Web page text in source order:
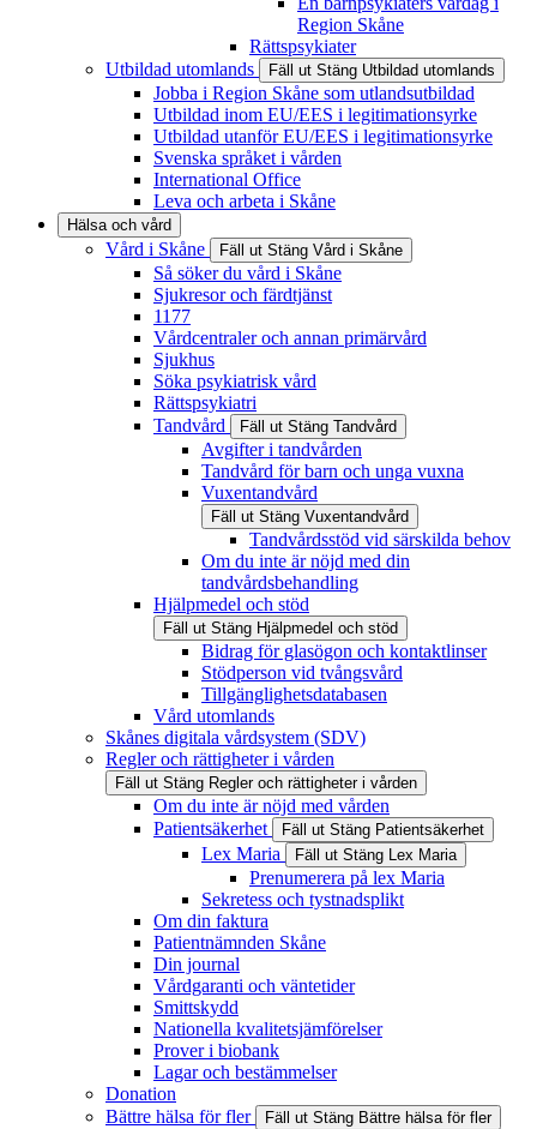
Region Skåne
Rättspsykiater
Utbildad utomlands
Fäll ut Stäng Utbildad utomlands
Jobba i Region Skåne som utlandsutbildad
Utbildad inom EU/EES i legitimationsyrke
Utbildad utanför EU/EES i legitimationsyrke
Svenska språket i vården
International Office
Leva och arbeta i Skåne
Hälsa och vård
Vård i Skåne Fäll ut Stäng Vård i Skåne
Så söker du vård i Skåne
Sjukresor och färdtjänst
1177
Vårdcentraler och annan primärvård
Sjukhus
Söka psykiatrisk vård
Rättspsykiatri
Tandvård
Fäll ut Stäng Tandvård
Avgifter i tandvården
Tandvård för barn och unga vuxna
Vuxentandvård
Fäll ut Stäng Vuxentandvård
Tandvårdsstöd vid särskilda behov
Om du inte är nöjd med din
tandvårdsbehandling
Hjälpmedel och stöd
Fäll ut Stäng Hjälpmedel och stöd
Bidrag för glasögon och kontaktlinser
Stödperson vid tvångsvård
Tillgänglighetsdatabasen
Vård utomlands
Skånes digitala vårdsystem (SDV)
Regler och rättigheter i vården
Fäll ut Stäng Regler och rättigheter i vården
Om du inte är nöjd med vården
Patientsäkerhet
Fäll ut Stäng Patientsäkerhet
Lex Maria Fäll ut Stäng Lex Maria
Prenumerera på lex Maria
Sekretess och tystnadsplikt
Om din faktura
Patientnämnden Skåne
Din journal
Vårdgaranti och väntetider
Smittskydd
Nationella kvalitetsjämförelser
Prover i biobank
Lagar och bestämmelser
Donation
Bättre hälsa för fler
Fäll ut Stäng Bättre hälsa för fler